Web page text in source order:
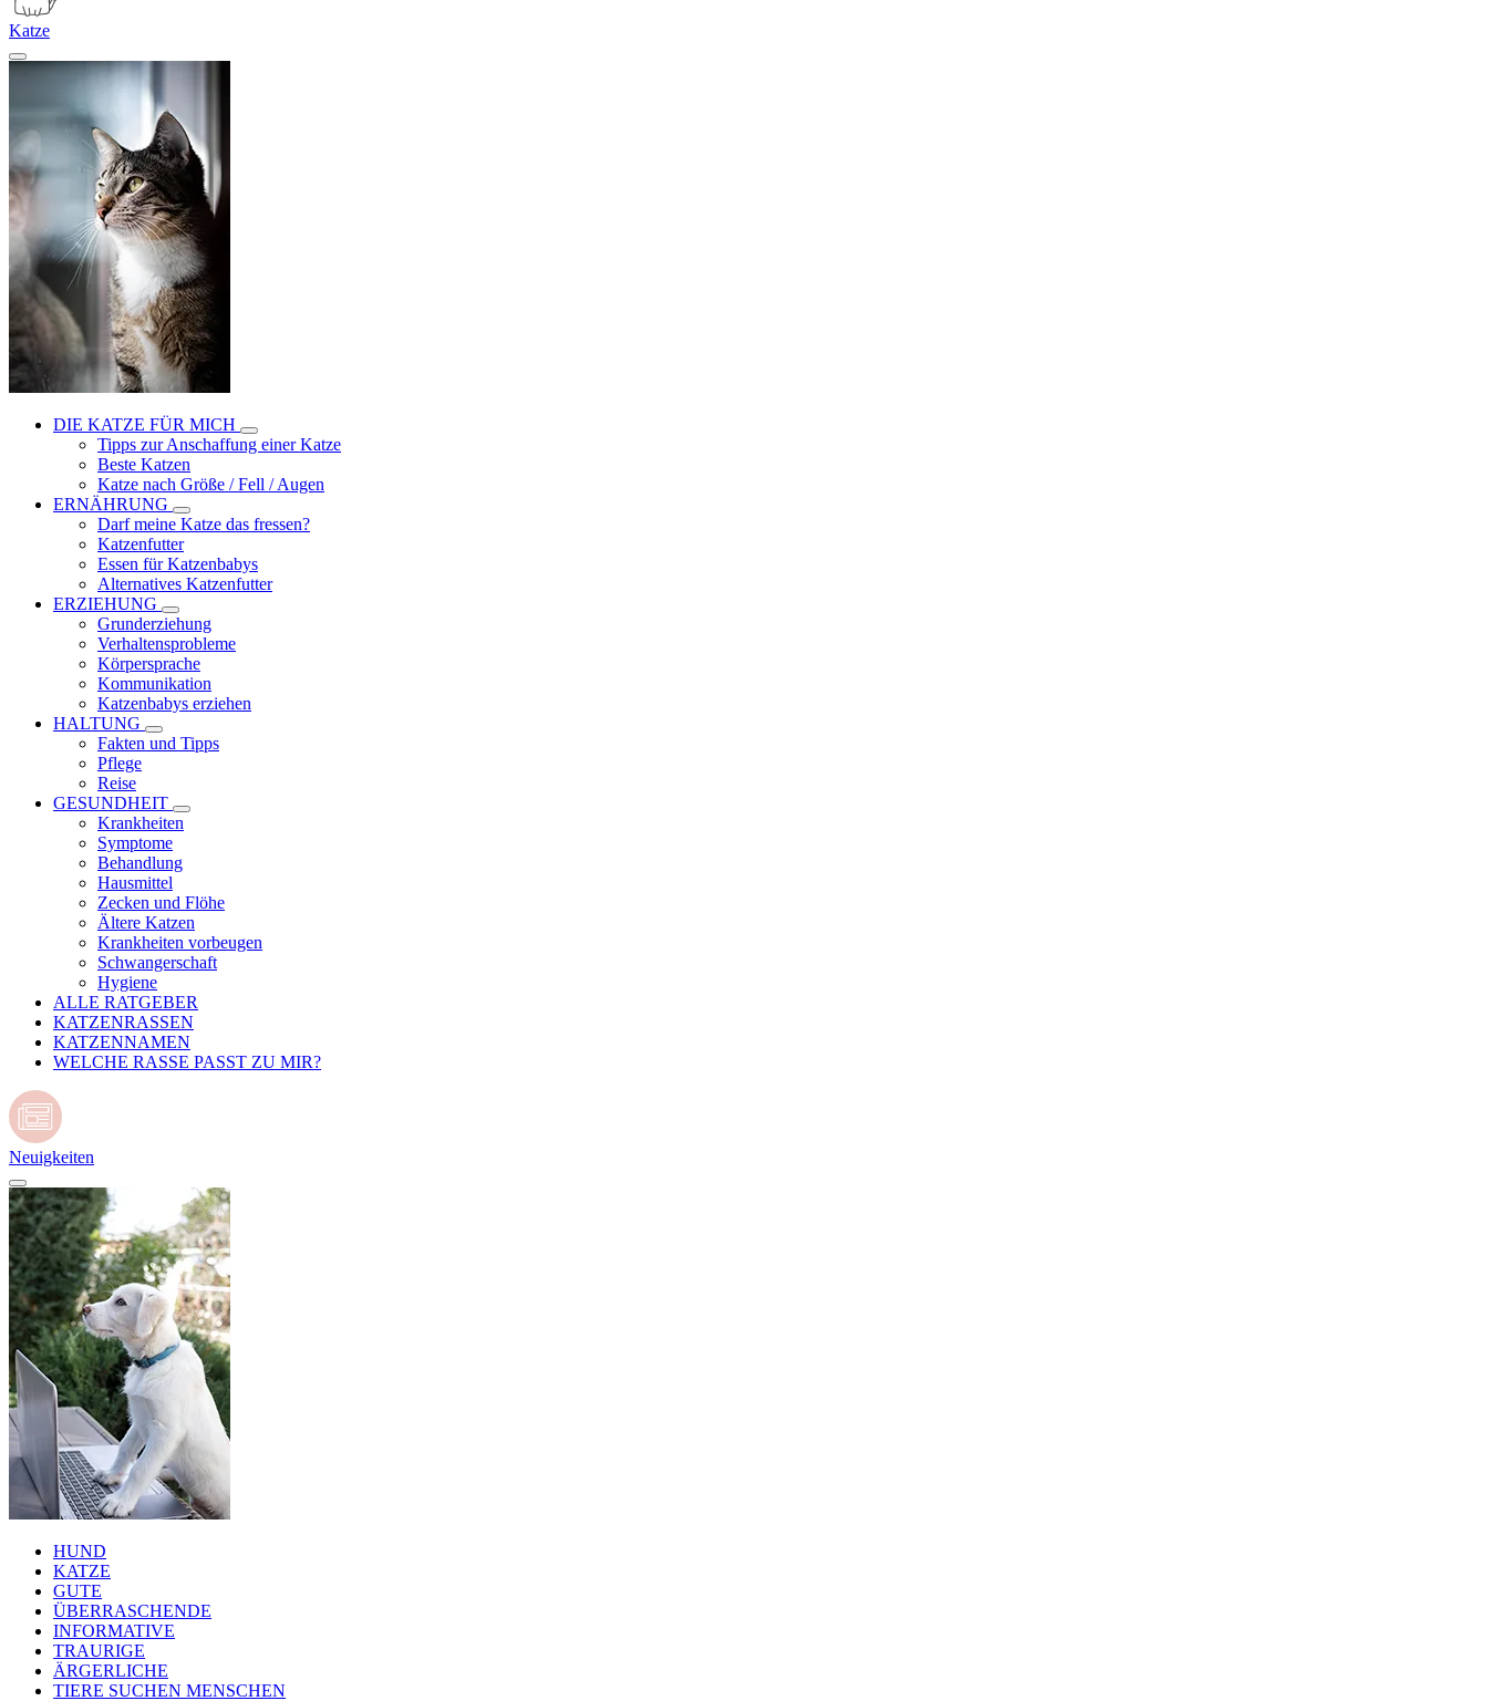
Katze
DIE KATZE FÜR MICH
Tipps zur Anschaffung einer Katze
Beste Katzen
Katze nach Größe / Fell / Augen
ERNÄHRUNG
Darf meine Katze das fressen?
Katzenfutter
Essen für Katzenbabys
Alternatives Katzenfutter
ERZIEHUNG
Grunderziehung
Verhaltensprobleme
Körpersprache
Kommunikation
Katzenbabys erziehen
HALTUNG
Fakten und Tipps
Pflege
Reise
GESUNDHEIT
Krankheiten
Symptome
Behandlung
Hausmittel
Zecken und Flöhe
Ältere Katzen
Krankheiten vorbeugen
Schwangerschaft
Hygiene
ALLE RATGEBER
KATZENRASSEN
KATZENNAMEN
WELCHE RASSE PASST ZU MIR?
Neuigkeiten
HUND
KATZE
GUTE
ÜBERRASCHENDE
INFORMATIVE
TRAURIGE
ÄRGERLICHE
TIERE SUCHEN MENSCHEN